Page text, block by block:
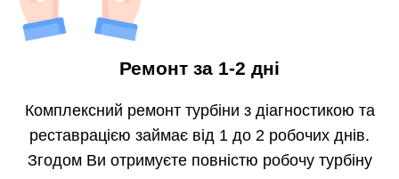
Ремонт за 1-2 дні
Комплексний ремонт турбіни з діагностикою та
реставрацією займає від 1 до 2 робочих днів.
Згодом Ви отримуєте повністю робочу турбіну